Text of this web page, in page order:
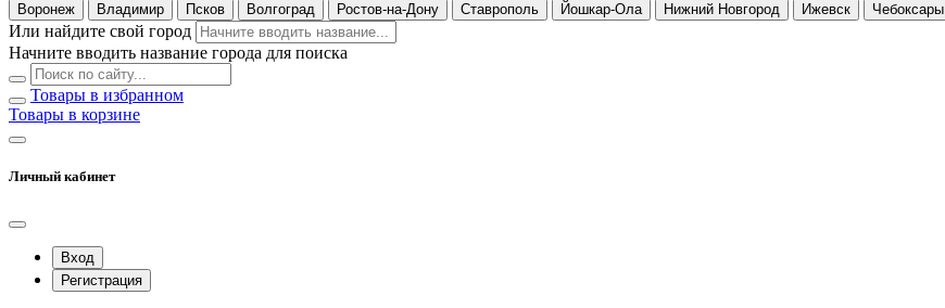
Воронеж
Владимир Псков Волгоград Ростов-на-Дону Ставрополь Йошкар-Ола Нижний Новгород Ижевск Чебоксары
Или найдите свой город
Начните вводить название города для поиска
Товары в избранном
Товары в корзине
Личный кабинет
Вход
Регистрация